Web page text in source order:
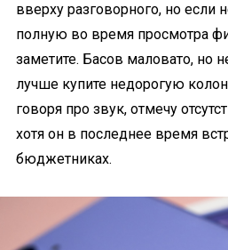
вверху разговорного, но если
полную во время просмотра
заметите. Басов маловато, но
лучше купите недорогую
говоря про звук, отмечу
хотя он в последнее время
бюджетниках.